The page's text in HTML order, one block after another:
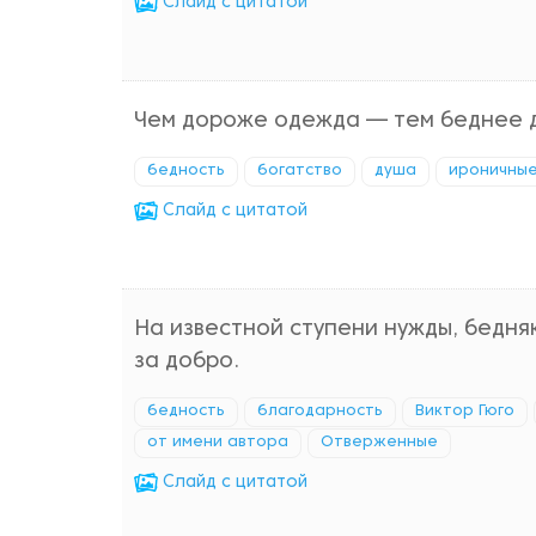
Чем дороже одежда — тем беднее
бедность богатство душа
Cлайд с цитатой
На известной ступени нужды,
за добро.
бедность благодарность Виктор Гюго
от имени автора Отверженные
Cлайд с цитатой